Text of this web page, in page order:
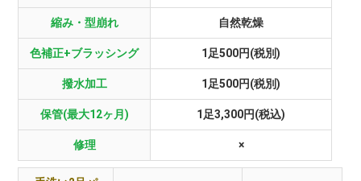
縮み・型崩れ 自然乾燥
色補正+ブラッシング 1足500円(税別)
撥水加工 1足500円(税別)
保管(最大12ヶ月) 1足3,300円(税込)
修理 ×